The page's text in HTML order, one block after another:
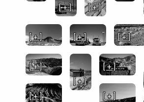
[ + ] [ + ]
[ + ] [ + ]
[ + ]
[ + ]
[ + ]
[ + ]
[ + ]
[ + ]